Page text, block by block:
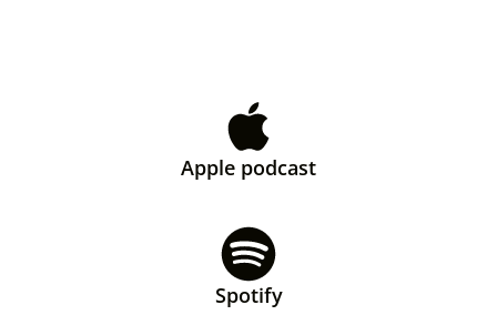
Apple podcast
Spotify